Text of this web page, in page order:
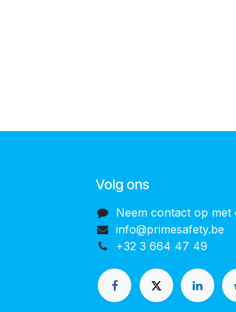
Volg ons
Neem contact op met
info@primesafety.be
+32 3 664 47 49